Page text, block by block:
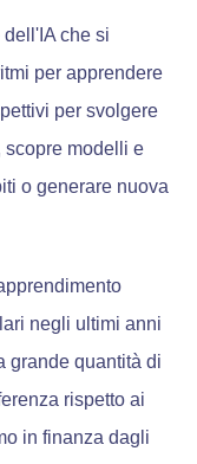
che si
per apprendere
per svolgere
scopre modelli e
o generare nuova
negli ultimi anni
grande quantità di
rispetto ai
in finanza dagli